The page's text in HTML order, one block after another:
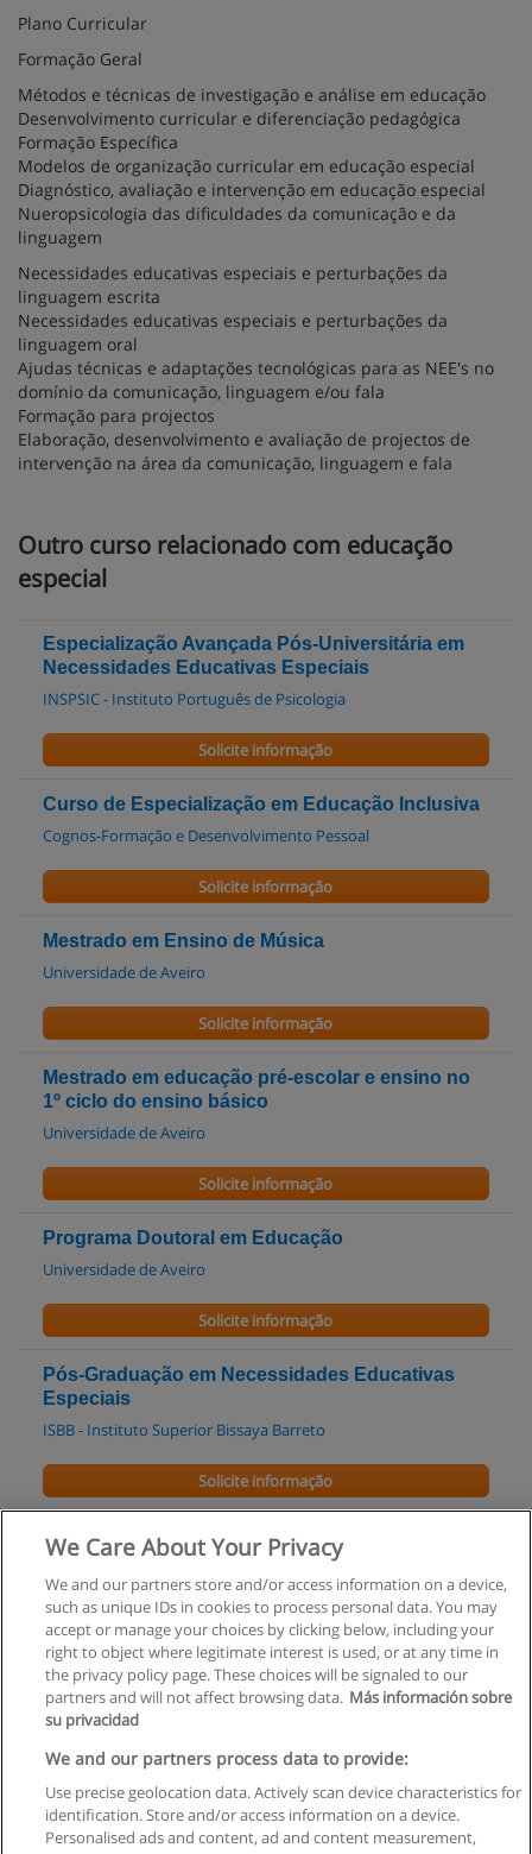
Plano Curricular
Formação Geral
Métodos e técnicas de investigação e análise em educação
Desenvolvimento curricular e diferenciação pedagógica
Formação Específica
Modelos de organização curricular em educação especial
Diagnóstico, avaliação e intervenção em educação especial
Nueropsicologia das dificuldades da comunicação e da
linguagem
Necessidades educativas especiais e perturbações da
linguagem escrita
Necessidades educativas especiais e perturbações da
linguagem oral
Ajudas técnicas e adaptações tecnológicas para as NEE's no
domínio da comunicação, linguagem e/ou fala
Formação para projectos
Elaboração, desenvolvimento e avaliação de projectos de
intervenção na área da comunicação, linguagem e fala
Outro curso relacionado com educação
especial
Especialização Avançada Pós-Universitária em
Necessidades Educativas Especiais
INSPSIC - Instituto Português de Psicologia
Solicite informação
Curso de Especialização em Educação Inclusiva
Cognos-Formação e Desenvolvimento Pessoal
Solicite informação
Mestrado em Ensino de Música
Universidade de Aveiro
Solicite informação
Mestrado em educação pré-escolar e ensino no
1º ciclo do ensino básico
Universidade de Aveiro
Solicite informação
Programa Doutoral em Educação
Universidade de Aveiro
Solicite informação
Pós-Graduação em Necessidades Educativas
Especiais
ISBB - Instituto Superior Bissaya Barreto
Solicite informação
Mestrado em Educação e Sociedade
Solicite informação
Regras de uso
Privacidade de dados
Entrar em contato com Educaedu
We Care About Your Privacy
We and our partners store and/or access information on a device,
such as unique IDs in cookies to process personal data. You may
accept or manage your choices by clicking below, including your
right to object where legitimate interest is used, or at any time in
the privacy policy page. These choices will be signaled to our
partners and will not affect browsing data. Más información sobre
su privacidad
We and our partners process data to provide:
Use precise geolocation data. Actively scan device characteristics for
identification. Store and/or access information on a device.
Personalised ads and content, ad and content measurement,